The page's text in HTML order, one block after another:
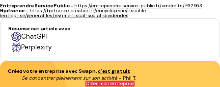
Entreprendre Service Public - https://entreprendre.service-public.fr/vosdroits/F32963
Bpifrance - https://bpifrance-creation.fr/encyclopedie/fiscalite-
lentreprise/generalites/regime-fiscal-social-dividendes
Résumer cet article avec :
ChatGPT
Perplexity
Créez votre entreprise avec Swapn,c’est gratuit
Se concentrer pleinement sur son activité - Phil T.
Créer mon entreprise